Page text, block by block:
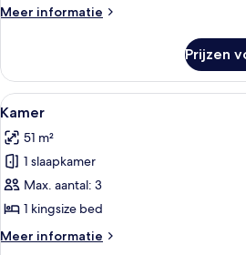
Meer informatie
Meer
Prijzen
Alle
foto's
voor
Kamer
laden
Een
5
Kamer
51 m²
1 slaapkamer
Max. aantal: 3
1 kingsize bed
Meer informatie
Meer